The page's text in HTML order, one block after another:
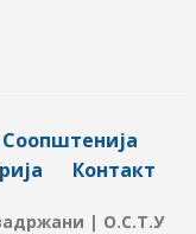
Соопштенија
Контакт
| О.С.Т.У